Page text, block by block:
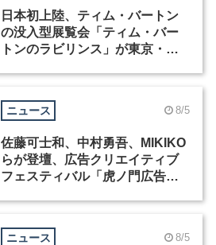
日本初上陸、ティム・バートン
の没入型展覧会「ティム・バー
トンのラビリンス」が東京・豊
ニュース 8/5
佐藤可士和、中村勇吾、MIKIKO
らが登壇、広告クリエイティブ
フェスティバル「虎ノ門広告
ニュース 8/5